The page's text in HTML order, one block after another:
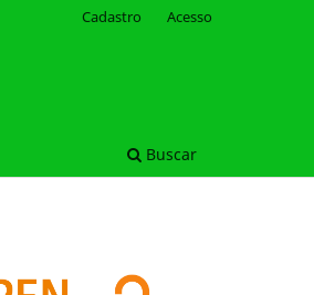
Buscar
Cadastro Acesso